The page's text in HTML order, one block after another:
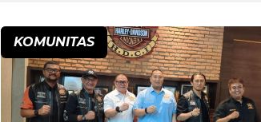
KOMUNITAS